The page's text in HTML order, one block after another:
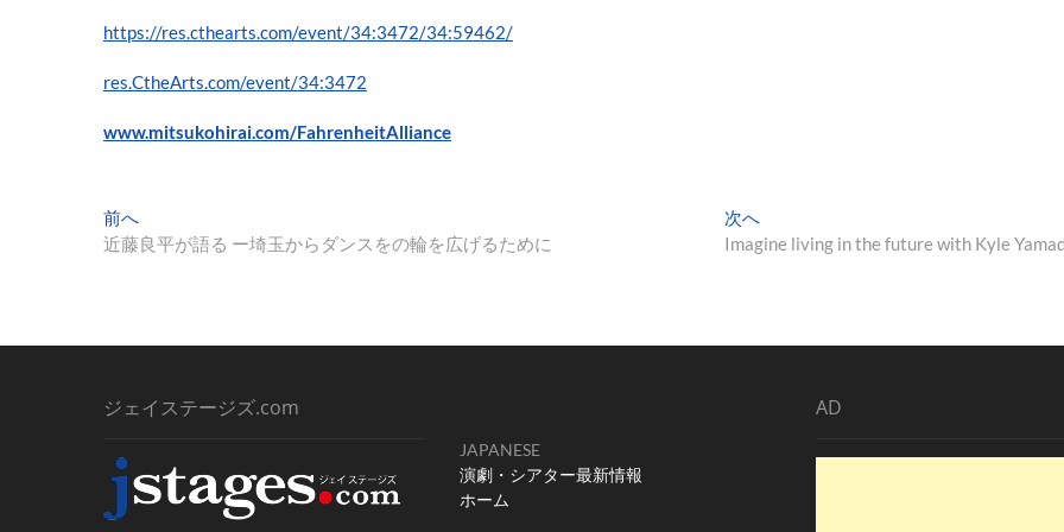
https://res.cthearts.com/event/34:3472/34:59462/
res.CtheArts.com/event/34:3472
www.mitsukohirai.com/FahrenheitAlliance
投
稿
ビ
ー
シ
ョ
前へ
去
近藤良平が語る ー埼玉からダンスをの輪を広げるために
次へ
の
Imagine living in the future with Kyle
ジェイステージズ.com
JAPANESE
演劇・シアター最新情報
ホーム
AD